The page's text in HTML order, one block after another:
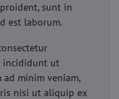
sunt in
est laborum.
incididunt ut
minim veniam,
nisi ut aliquip ex